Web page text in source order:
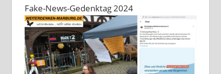
Fake-News-Gedenktag 2024